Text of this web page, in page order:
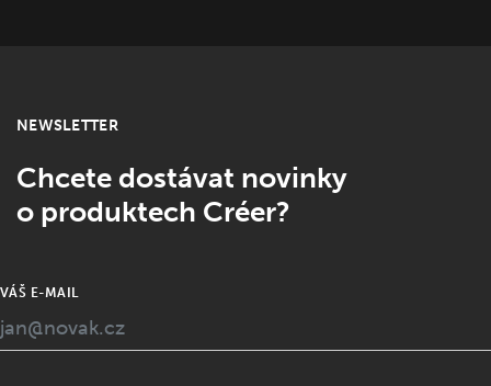
NEWSLETTER
Chcete dostávat novinky
o produktech Créer?
VÁŠ E-MAIL